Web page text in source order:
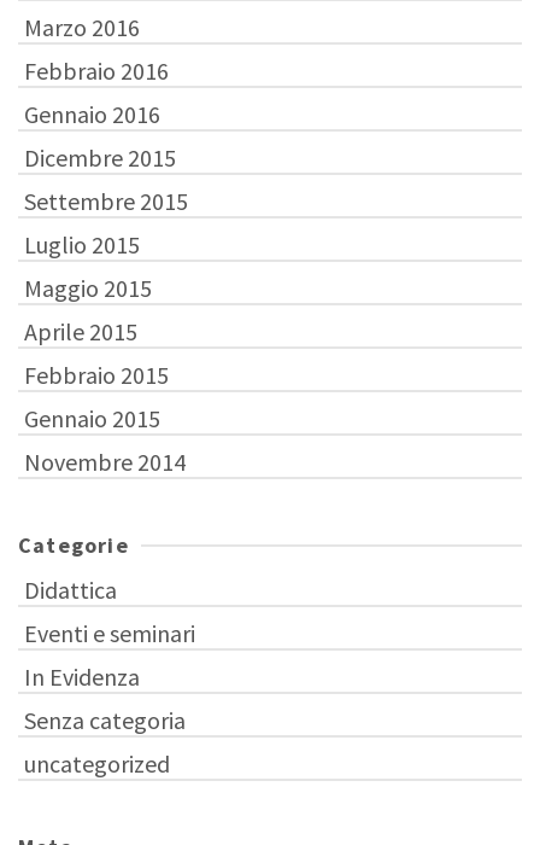
Marzo 2016
Febbraio 2016
Gennaio 2016
Dicembre 2015
Settembre 2015
Luglio 2015
Maggio 2015
Aprile 2015
Febbraio 2015
Gennaio 2015
Novembre 2014
Categorie
Didattica
Eventi e seminari
In Evidenza
Senza categoria
uncategorized